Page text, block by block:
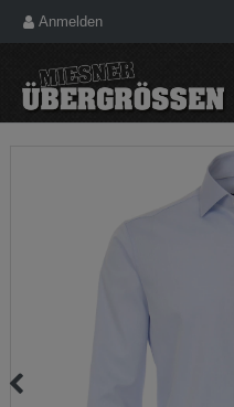
Anmelden